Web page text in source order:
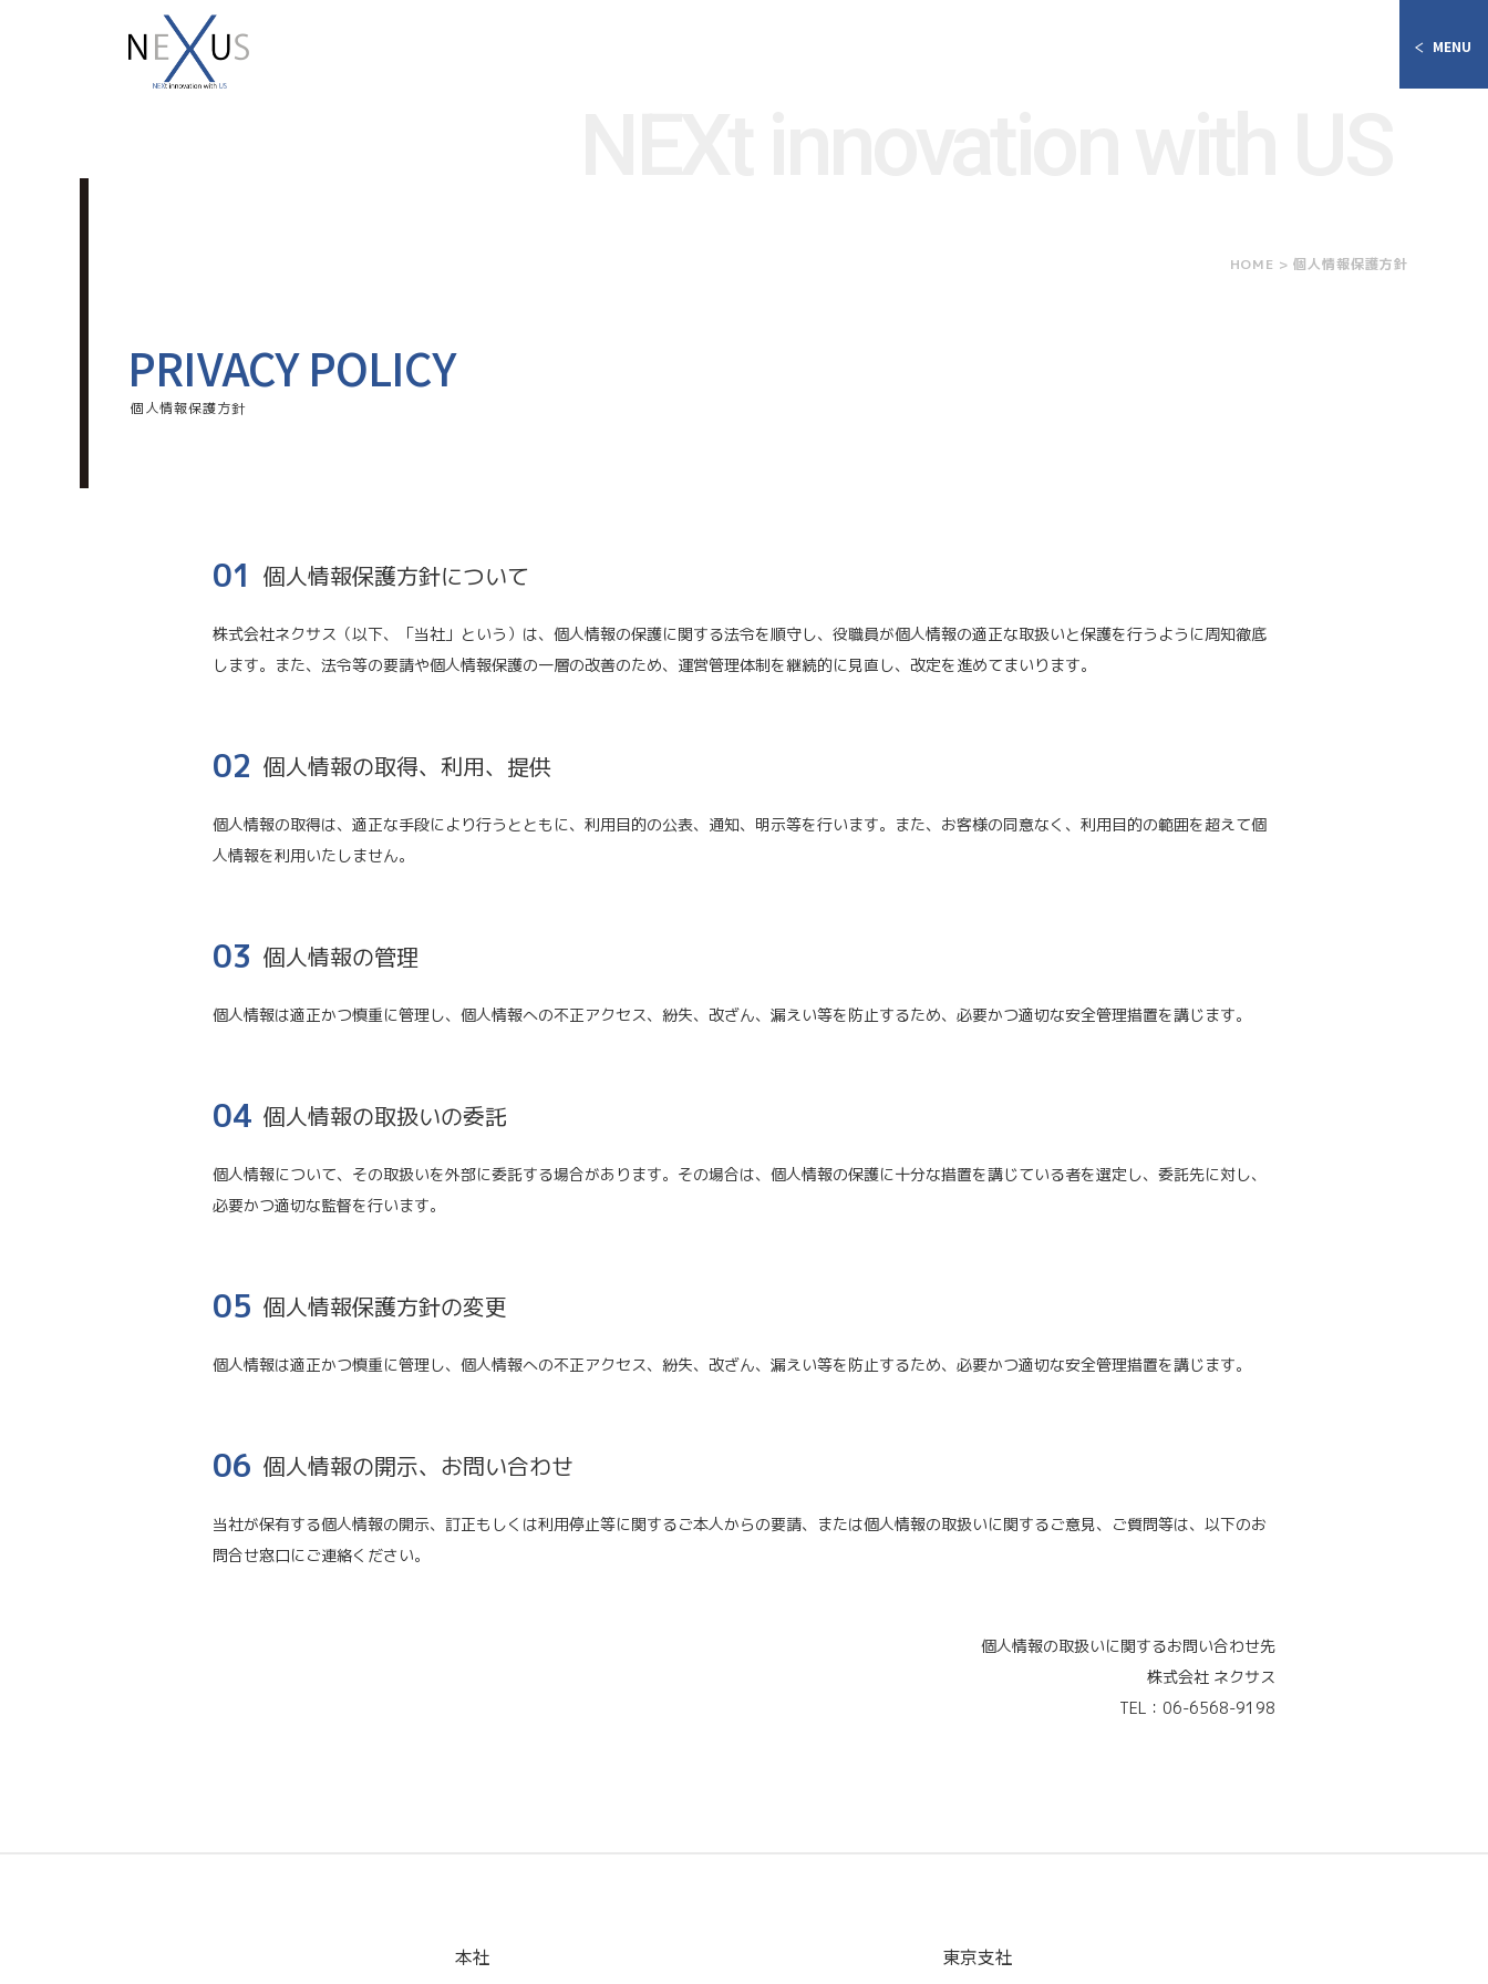
MENU
HOME > 個人情報保護方針
PRIVACY POLICY
個人情報保護方針
01 個人情報保護方針について
株式会社ネクサス（以下、「当社」という）は、個人情報の保護に関する法令を順守し、役職員が個人情報の適正な取扱いと保護を行うように周知徹底
します。また、法令等の要請や個人情報保護の一層の改善のため、運営管理体制を継続的に見直し、改定を進めてまいります。
02 個人情報の取得、利用、提供
個人情報の取得は、適正な手段により行うとともに、利用目的の公表、通知、明示等を行います。また、お客様の同意なく、利用目的の範囲を超えて個
人情報を利用いたしません。
03 個人情報の管理
個人情報は適正かつ慎重に管理し、個人情報への不正アクセス、紛失、改ざん、漏えい等を防止するため、必要かつ適切な安全管理措置を講じます。
04 個人情報の取扱いの委託
個人情報について、その取扱いを外部に委託する場合があります。その場合は、個人情報の保護に十分な措置を講じている者を選定し、委託先に対し、
必要かつ適切な監督を行います。
05 個人情報保護方針の変更
個人情報は適正かつ慎重に管理し、個人情報への不正アクセス、紛失、改ざん、漏えい等を防止するため、必要かつ適切な安全管理措置を講じます。
06 個人情報の開示、お問い合わせ
当社が保有する個人情報の開示、訂正もしくは利用停止等に関するご本人からの要請、または個人情報の取扱いに関するご意見、ご質問等は、以下のお
問合せ窓口にご連絡ください。
個人情報の取扱いに関するお問い合わせ先
株式会社 ネクサス
TEL： 06-6568-9198
本社
東京支社